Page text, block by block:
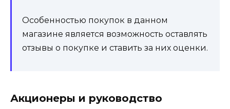
Особенностью покупок в данном
магазине является возможность оставлять
отзывы о покупке и ставить за них оценки.
Акционеры и руководство